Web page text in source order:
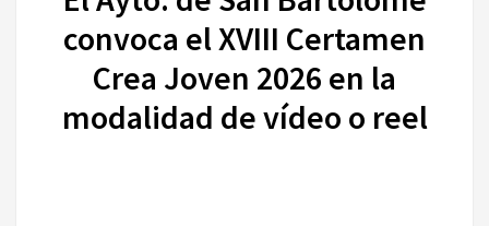
convoca el XVIII Certamen
Crea Joven 2026 en la
modalidad de vídeo o reel